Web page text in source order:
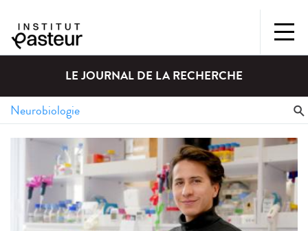
LE JOURNAL DE LA RECHERCHE